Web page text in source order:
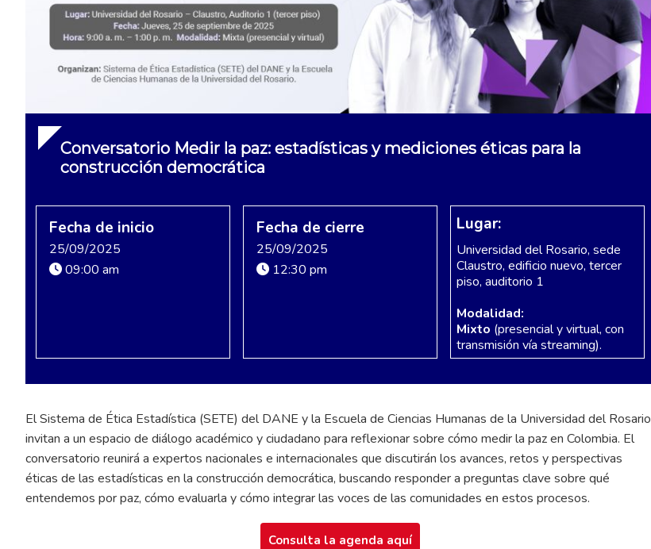
Conversatorio Medir la paz: estadísticas y mediciones éticas para la
construcción democrática
Fecha de inicio
25/09/2025
09:00 am
Fecha de cierre
25/09/2025
12:30 pm
Lugar:
Universidad del Rosario, sede
Claustro, edificio nuevo, tercer
piso, auditorio 1
Modalidad:
Mixto (presencial y virtual, con
transmisión vía streaming).
El Sistema de Ética Estadística (SETE) del DANE y la Escuela de Ciencias Humanas de la Universidad del Rosario
invitan a un espacio de diálogo académico y ciudadano para reflexionar sobre cómo medir la paz en Colombia. El
conversatorio reunirá a expertos nacionales e internacionales que discutirán los avances, retos y perspectivas
éticas de las estadísticas en la construcción democrática, buscando responder a preguntas clave sobre qué
entendemos por paz, cómo evaluarla y cómo integrar las voces de las comunidades en estos procesos.
Consulta la agenda aquí